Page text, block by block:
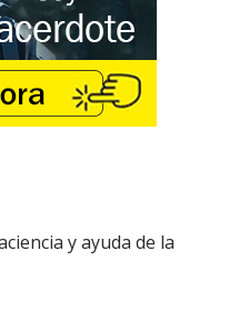
y ayuda de la